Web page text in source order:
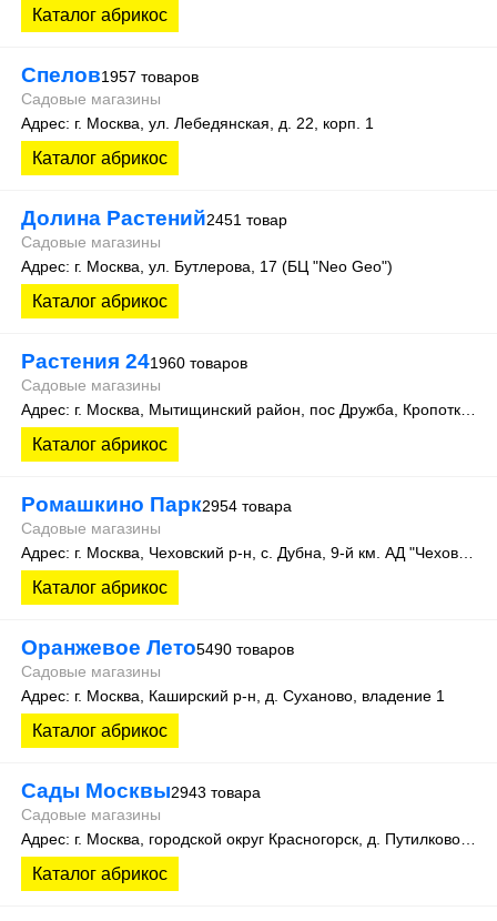
Каталог абрикос
Спелов1957 товаров
Садовые магазины
Адрес: г. Москва, ул. Лебедянская, д. 22, корп. 1
Каталог абрикос
Долина Растений2451 товар
Садовые магазины
Адрес: г. Москва, ул. Бутлерова, 17 (БЦ "Neo Geo")
Каталог абрикос
Растения 241960 товаров
Садовые магазины
Каталог абрикос
Ромашкино Парк2954 товара
Садовые магазины
Каталог абрикос
Оранжевое Лето5490 товаров
Садовые магазины
Адрес: г. Москва, Каширский р-н, д. Суханово, владение 1
Каталог абрикос
Сады Москвы2943 товара
Садовые магазины
Каталог абрикос